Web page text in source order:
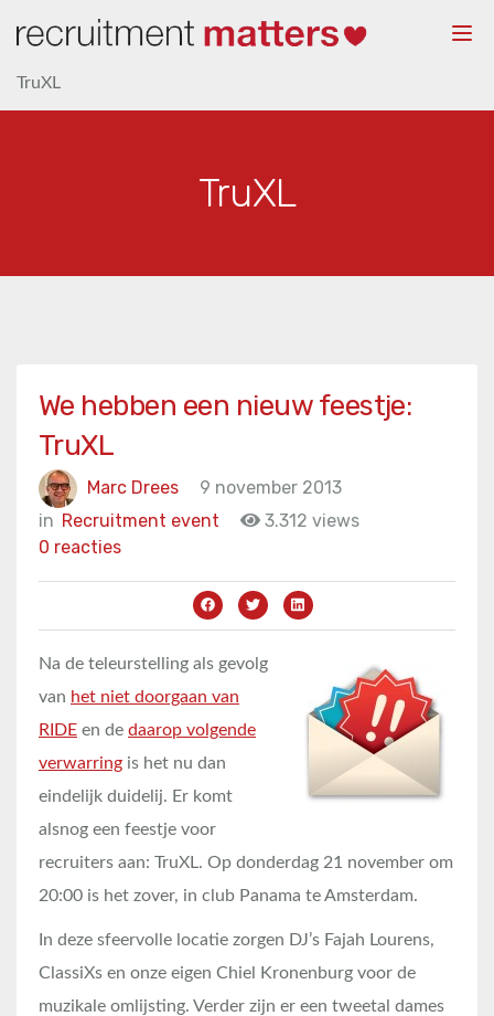
TruXL
TruXL
We hebben een nieuw feestje:
TruXL
Marc Drees
9 november 2013
in Recruitment event
3.312 views
0 reacties
Na de teleurstelling als gevolg
van het niet doorgaan van
RIDE en de daarop volgende
verwarring is het nu dan
eindelijk duidelij. Er komt
alsnog een feestje voor
recruiters aan: TruXL. Op donderdag 21 november om
20:00 is het zover, in club Panama te Amsterdam.
In deze sfeervolle locatie zorgen DJ’s Fajah Lourens,
ClassiXs en onze eigen Chiel Kronenburg voor de
muzikale omlijsting. Verder zijn er een tweetal dames